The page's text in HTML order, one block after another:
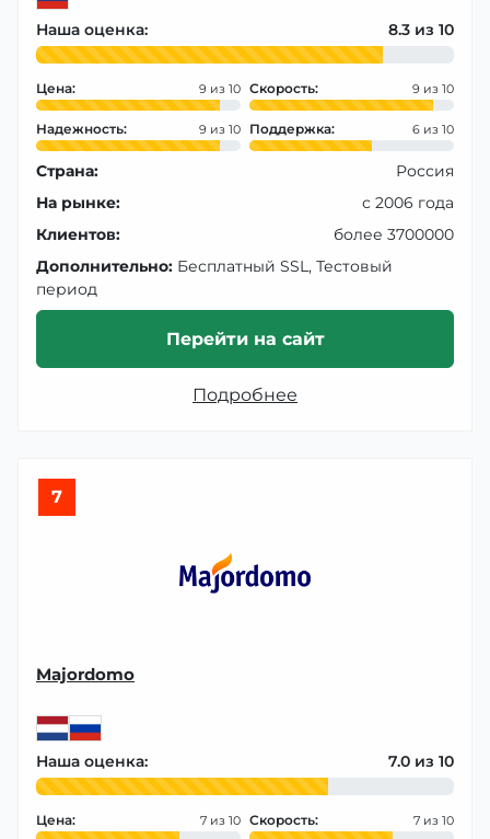
Наша оценка: 8.3
Цена: 9 Скорость: 9
Надежность: 9 Поддержка: 6
Страна:
Россия
На рынке:
с 2006 года
Клиентов:
более 3700000
Дополнительно: Бесплатный SSL, Тестовый
период
Перейти на сайт
Подробнее
7
Majordomo
Наша оценка: 7.0
Цена: 7 Скорость: 7